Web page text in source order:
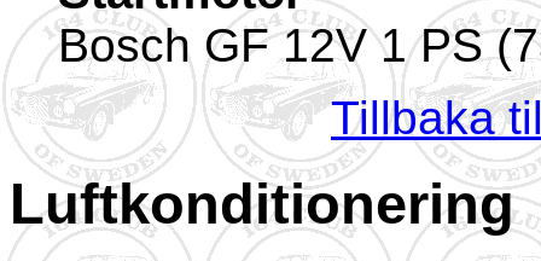
Bosch GF 12V 1 PS
Tillbaka
Luftkonditionering